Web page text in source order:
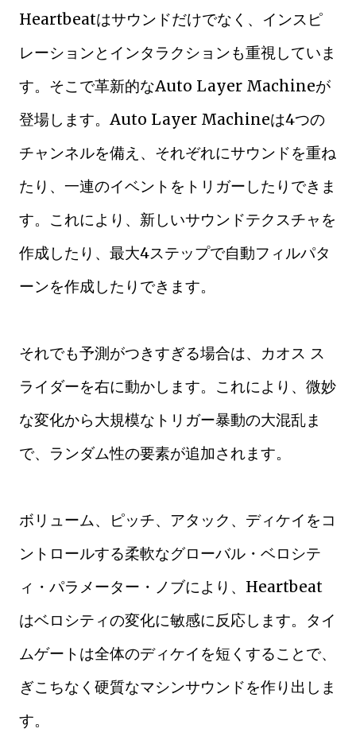
Heartbeatはサウンドだけでなく、インスピ
レーションとインタラクションも重視していま
す。そこで革新的なAuto Layer Machineが
登場します。Auto Layer Machineは4つの
チャンネルを備え、それぞれにサウンドを重ね
たり、一連のイベントをトリガーしたりできま
す。これにより、新しいサウンドテクスチャを
作成したり、最大4ステップで自動フィルパタ
ーンを作成したりできます。
それでも予測がつきすぎる場合は、カオス ス
ライダーを右に動かします。これにより、微妙
な変化から大規模なトリガー暴動の大混乱ま
で、ランダム性の要素が追加されます。
ボリューム、ピッチ、アタック、ディケイをコ
ントロールする柔軟なグローバル・ベロシテ
ィ・パラメーター・ノブにより、Heartbeat
はベロシティの変化に敏感に反応します。タイ
ムゲートは全体のディケイを短くすることで、
ぎこちなく硬質なマシンサウンドを作り出しま
す。